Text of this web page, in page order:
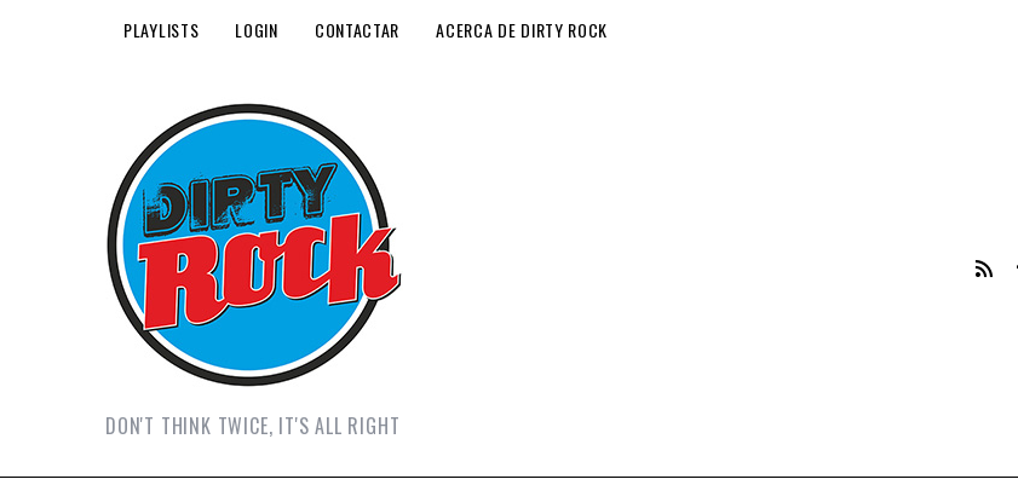
PLAYLISTS LOGIN CONTACTAR ACERCA DE DIRTY ROCK
DON'T THINK TWICE, IT'S ALL RIGHT